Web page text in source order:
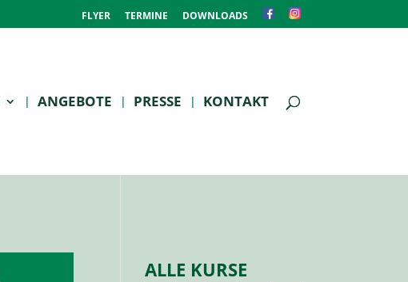
FLYER TERMINE DOWNLOADS
ANGEBOTE PRESSE KONTAKT
ALLE KURSE